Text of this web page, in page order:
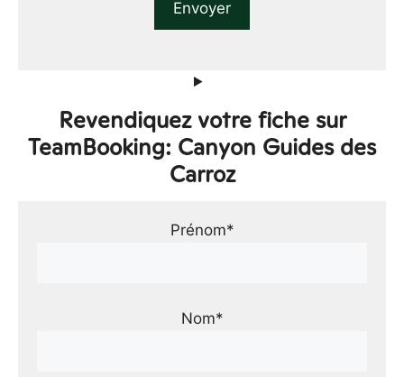
Revendiquez votre fiche sur
TeamBooking: Canyon Guides des
Carroz
Prénom*
Nom*